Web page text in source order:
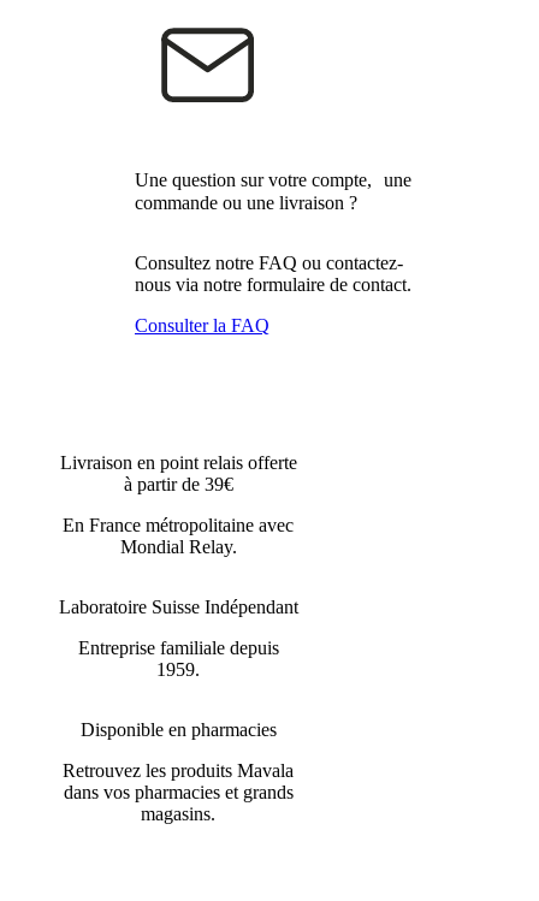
Une question sur votre compte, une
commande ou une livraison ?
Consultez notre FAQ ou contactez-
nous via notre formulaire de contact.
Consulter la FAQ
Livraison en point relais offerte
à partir de 39€
En France métropolitaine avec
Mondial Relay.
Laboratoire Suisse Indépendant
Entreprise familiale depuis
1959.
Disponible en pharmacies
Retrouvez les produits Mavala
dans vos pharmacies et grands
magasins.